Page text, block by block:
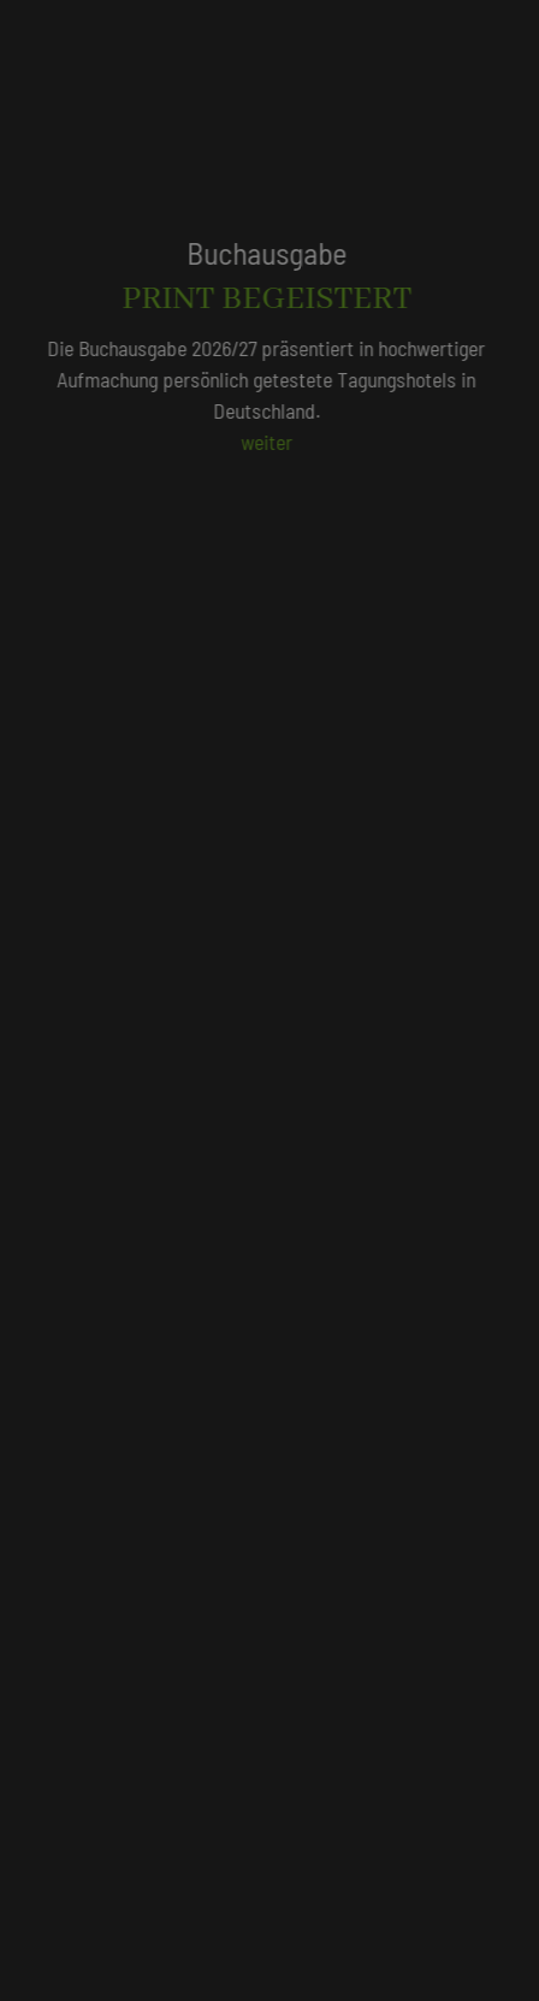
Tagungshotels
QUALITÄTSGEPRÜFT!
Unser Redaktionsteam empfiehlt 250 Tagungshotels, die
persönlich vor Ort geprüft wurden.
Beliebte Suchlisten